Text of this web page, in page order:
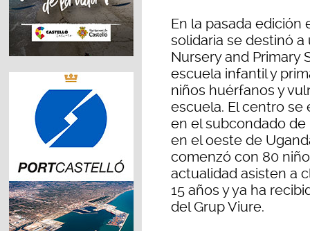
En la pasada edición
solidaria se destinó
Nursery and Primary
escuela infantil y
niños huérfanos y
escuela. El centro se
en el subcondado de
en el oeste de
comenzó con 80
actualidad asisten a
15 años y ya ha
del Grup Viure.